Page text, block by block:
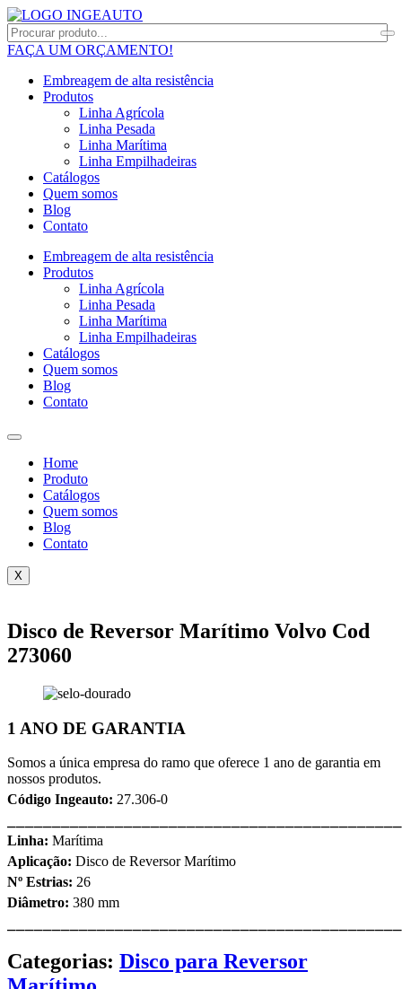
FAÇA UM ORÇAMENTO!
Embreagem de alta resistência
Produtos
Linha Agrícola
Linha Pesada
Linha Marítima
Linha Empilhadeiras
Catálogos
Quem somos
Blog
Contato
Embreagem de alta resistência
Produtos
Linha Agrícola
Linha Pesada
Linha Marítima
Linha Empilhadeiras
Catálogos
Quem somos
Blog
Contato
Home
Produto
Catálogos
Quem somos
Blog
Contato
X
Disco de Reversor Marítimo Volvo Cod
273060
1 ANO DE GARANTIA
Somos a única empresa do ramo que oferece 1 ano de garantia em
nossos produtos.
Código Ingeauto: 27.306-0
Linha: Marítima
Aplicação: Disco de Reversor Marítimo
Nº Estrias: 26
Diâmetro: 380 mm
Categorias: Disco para Reversor